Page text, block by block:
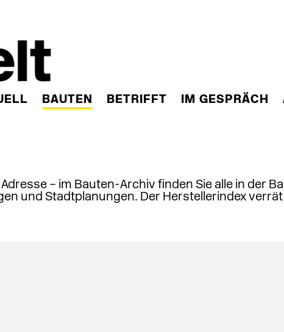
BAUTEN BETRIFFT IM GESPRÄCH
– im Bauten-Archiv finden Sie alle in der
und Stadtplanungen. Der Herstellerindex